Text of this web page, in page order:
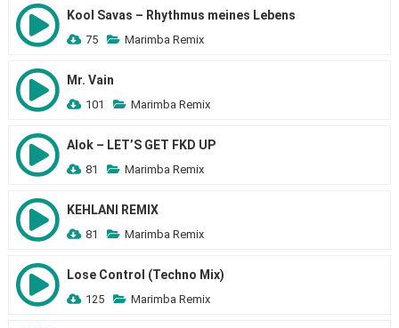
Kool Savas – Rhythmus meines Lebens
75 Marimba Remix
Mr. Vain
101 Marimba Remix
Alok – LET’S GET FKD UP
81 Marimba Remix
KEHLANI REMIX
81 Marimba Remix
Lose Control (Techno Mix)
125 Marimba Remix